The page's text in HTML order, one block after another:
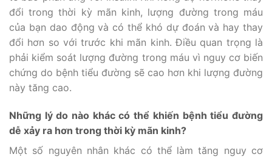
đổi trong thời kỳ mãn kinh, lượng đường trong máu
của bạn dao động và có thể khó dự đoán và hay thay
đổi hơn so với trước khi mãn kinh. Điều quan trọng là
phải kiểm soát lượng đường trong máu vì nguy cơ biến
chứng do bệnh tiểu đường sẽ cao hơn khi lượng đường
này tăng cao.
Những lý do nào khác có thể khiến bệnh tiểu đường
dễ xảy ra hơn trong thời kỳ mãn kinh?
Một số nguyên nhân khác có thể làm tăng nguy cơ